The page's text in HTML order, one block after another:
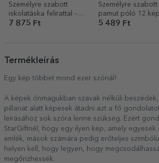
Személyre szabott
iskolatáska felirattal –
Labdarúgás
7 875 Ft
Személyre szabott
pamut póló 12
és üzenettel – 25
5 489 Ft
Termékleírás
Egy kép többet mond ezer szónál!
A képek önmagukban szavak nélküli
pillanat alatt képesek átadni azt a fő
leírásához sok szóra lenne szükség. Ezért
StarGiftnél, hogy egy ilyen kép, amely egyesek
emlék, mások számára pedig erőteljes
helyen kell, hogy legyen, hogy
megőrizhessék.